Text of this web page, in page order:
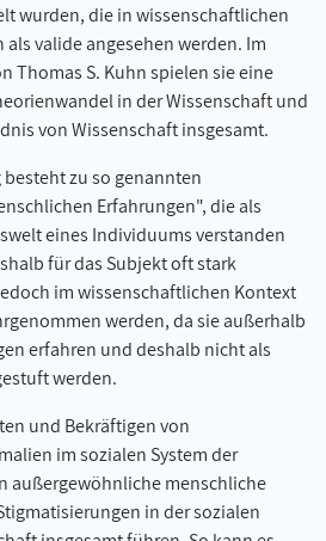
wurden, die in wissenschaftlichen
valide angesehen werden. Im
Thomas S. Kuhn spielen sie eine
in der Wissenschaft und
von Wissenschaft insgesamt.
zu so genannten
Erfahrungen", die als
eines Individuums verstanden
für das Subjekt oft stark
im wissenschaftlichen Kontext
werden, da sie außerhalb
erfahren und deshalb nicht als
werden.
und Bekräftigen von
im sozialen System der
außergewöhnliche menschliche
in der sozialen